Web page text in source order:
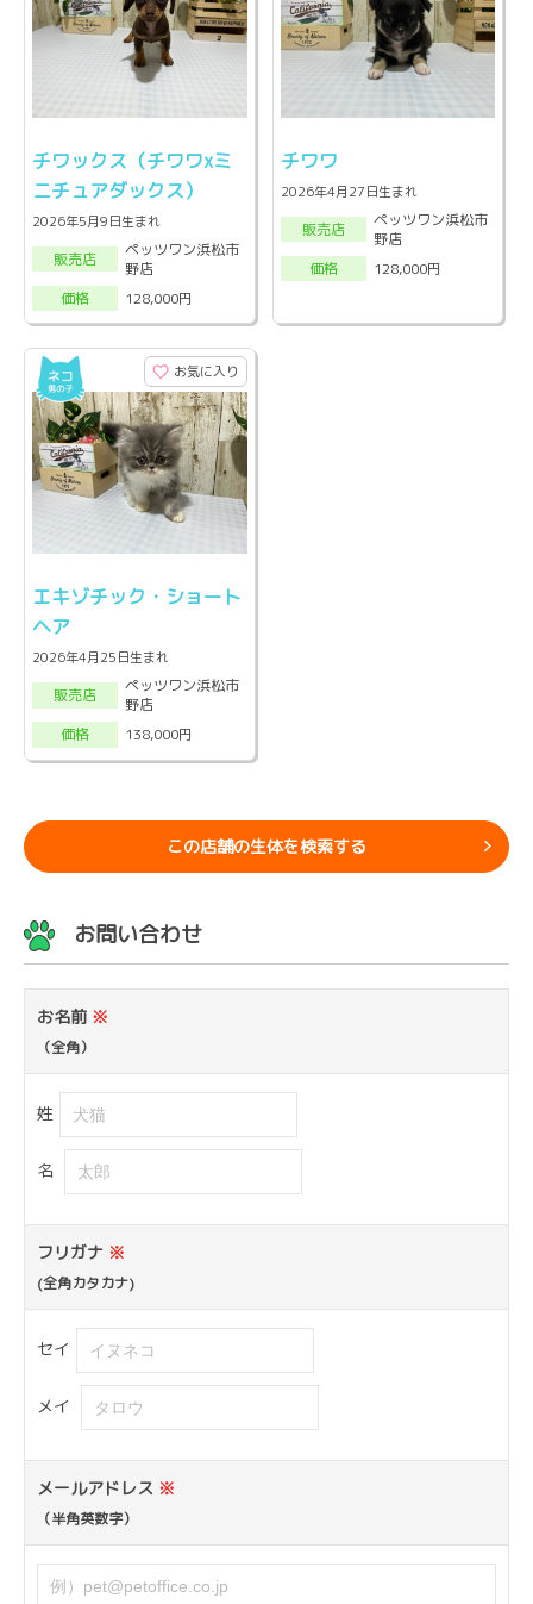
チワックス（チワワxミ
ニチュアダックス）
2026年5月9日生まれ
販売店
ペッツワン浜松市
野店
価格
128,000円
チワワ
2026年4月27日生まれ
販売店
ペッツワン浜松市
野店
価格
128,000円
お気に入り
エキゾチック・ショート
ヘア
2026年4月25日生まれ
販売店
ペッツワン浜松市
野店
価格
138,000円
この店舗の生体を検索する
お問い合わせ
お名前 ※
（全角）
姓
名
フリガナ ※
(全角カタカナ)
セイ
メイ
メールアドレス ※
（半角英数字）